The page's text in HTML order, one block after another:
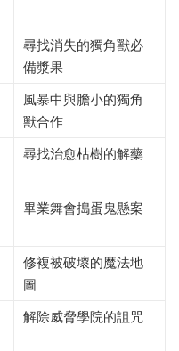
尋找消失的獨角獸必
備漿果
風暴中與膽小的獨角
獸合作
尋找治愈枯樹的解藥
畢業舞會搗蛋鬼懸案
修複被破壞的魔法地
圖
解除威脅學院的詛咒